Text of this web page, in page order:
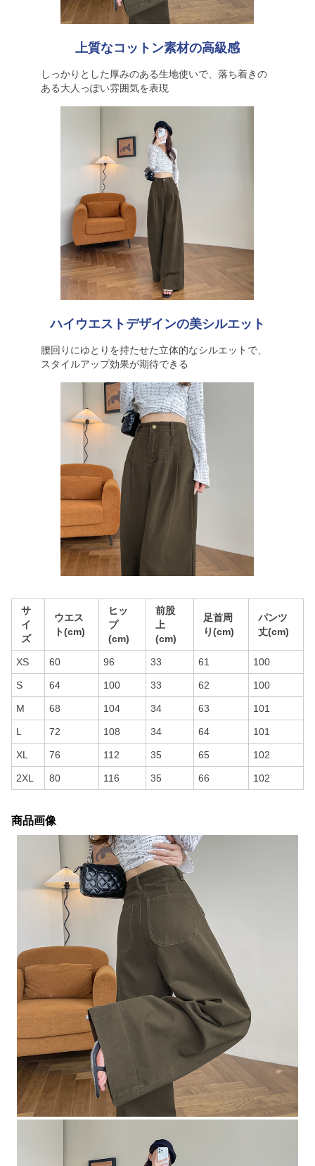
上質なコットン素材の高級感
しっかりとした厚みのある生地使いで、落ち着きの
ある大人っぽい雰囲気を表現
ハイウエストデザインの美シルエット
腰回りにゆとりを持たせた立体的なシルエットで、
スタイルアップ効果が期待できる
サ
イ
ズ
ウエス
ト(cm)
ヒッ
プ
(cm)
前股
上
(cm)
足首周
り(cm)
パンツ
丈(cm)
XS 60 96 33 61 100
S 64 100 33 62 100
M 68 104 34 63 101
L 72 108 34 64 101
XL 76 112 35 65 102
2XL 80 116 35 66 102
商品画像